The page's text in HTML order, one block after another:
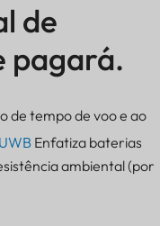
de
pagará.
de tempo de voo e ao
Enfatiza baterias
ambiental (por